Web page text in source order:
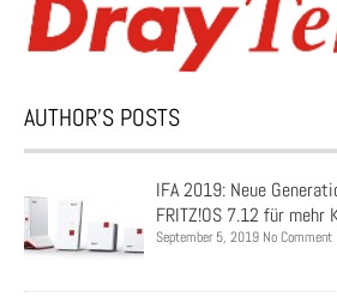
AUTHOR’S POSTS
IFA 2019: Neue
FRITZ!OS 7.12 für mehr
September 5, 2019 No Comment